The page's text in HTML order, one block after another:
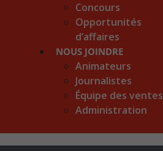
Concours
Opportunités
d’affaires
NOUS JOINDRE
Animateurs
Journalistes
Équipe des ventes
Administration